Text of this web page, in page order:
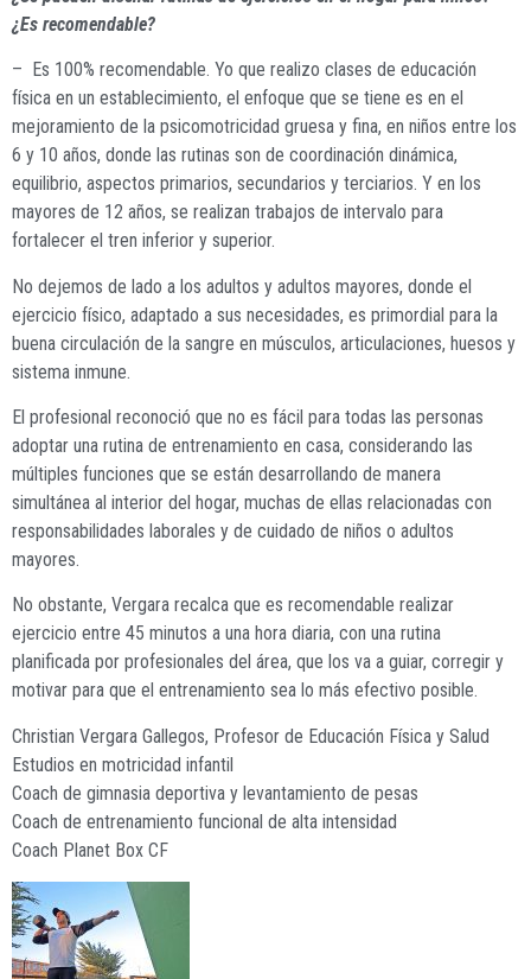
¿Es recomendable?
–
Es 100% recomendable. Yo que realizo clases de educación
física en un establecimiento, el enfoque que se tiene es en el
mejoramiento de la psicomotricidad gruesa y fina, en niños entre los
6 y 10 años, donde las rutinas son de coordinación dinámica,
equilibrio, aspectos primarios, secundarios y terciarios. Y en los
mayores de 12 años, se realizan trabajos de intervalo para
fortalecer el tren inferior y superior.
No dejemos de lado a los adultos y adultos mayores, donde el
ejercicio físico, adaptado a sus necesidades, es primordial para la
buena circulación de la sangre en músculos, articulaciones, huesos y
sistema inmune.
El profesional reconoció que no es fácil para todas las personas
adoptar una rutina de entrenamiento en casa, considerando las
múltiples funciones que se están desarrollando de manera
simultánea al interior del hogar, muchas de ellas relacionadas con
responsabilidades laborales y de cuidado de niños o adultos
mayores.
No obstante, Vergara recalca que es recomendable realizar
ejercicio entre 45 minutos a una hora diaria, con una rutina
planificada por profesionales del área, que los va a guiar, corregir y
motivar para que el entrenamiento sea lo más efectivo posible.
Christian Vergara Gallegos, Profesor de Educación Física y Salud
Estudios en motricidad infantil
Coach de gimnasia deportiva y levantamiento de pesas
Coach de entrenamiento funcional de alta intensidad
Coach Planet Box CF